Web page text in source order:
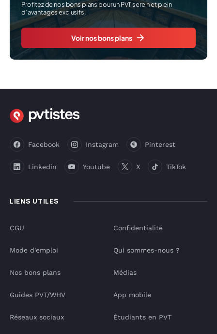
Profitez de nos bons plans pour un PVT serein et plein
d’avantages exclusifs.
Voir nos bons plans
LIENS UTILES
Facebook Instagram Pinterest
Linkedin Youtube X TikTok
CGU
Mode d'emploi
Nos bons plans
Guides PVT/WHV
Réseaux sociaux
Confidentialité
Qui sommes-nous ?
Médias
App mobile
Étudiants en PVT